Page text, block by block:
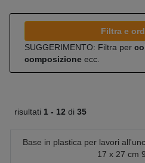
Filtra e
SUGGERIMENTO: Filtra per
composizione ecc.
risultati 1 - 12 di 35
Base in plastica per lavori
17 x 27 cm